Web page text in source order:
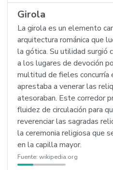
Girola
La girola es un elemento
arquitectura románica que
la gótica. Su utilidad surgió
a los lugares de devoción
multitud de fieles concurría
aprestaba a venerar las
atesoraban. Este corredor
fluidez de circulación para
reverenciar las sagradas
la ceremonia religiosa que
en la capilla mayor.
Fuente: wikipedia.org